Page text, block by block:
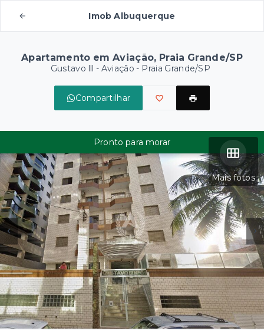
Imob Albuquerque
Apartamento em Aviação, Praia Grande/SP
Gustavo lll - Aviação - Praia Grande/SP
Compartilhar
Mais fotos
Pronto para morar